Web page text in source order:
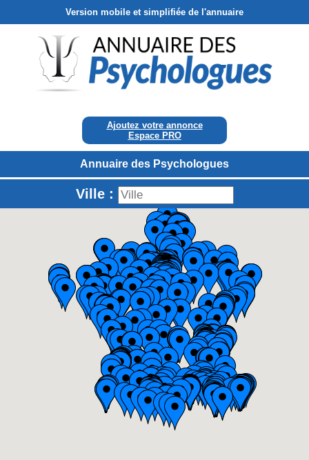
Version mobile et simplifiée de l'annuaire
Ajoutez votre annonce
Espace PRO
Annuaire des Psychologues
Ville :